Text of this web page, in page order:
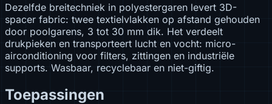
Dezelfde breitechniek in polyestergaren levert 3D-
spacer fabric: twee textielvlakken op afstand gehouden
door poolgarens, 3 tot 30 mm dik. Het verdeelt
drukpieken en transporteert lucht en vocht: micro-
airconditioning voor filters, zittingen en industriële
supports. Wasbaar, recyclebaar en niet-giftig.
Toepassingen